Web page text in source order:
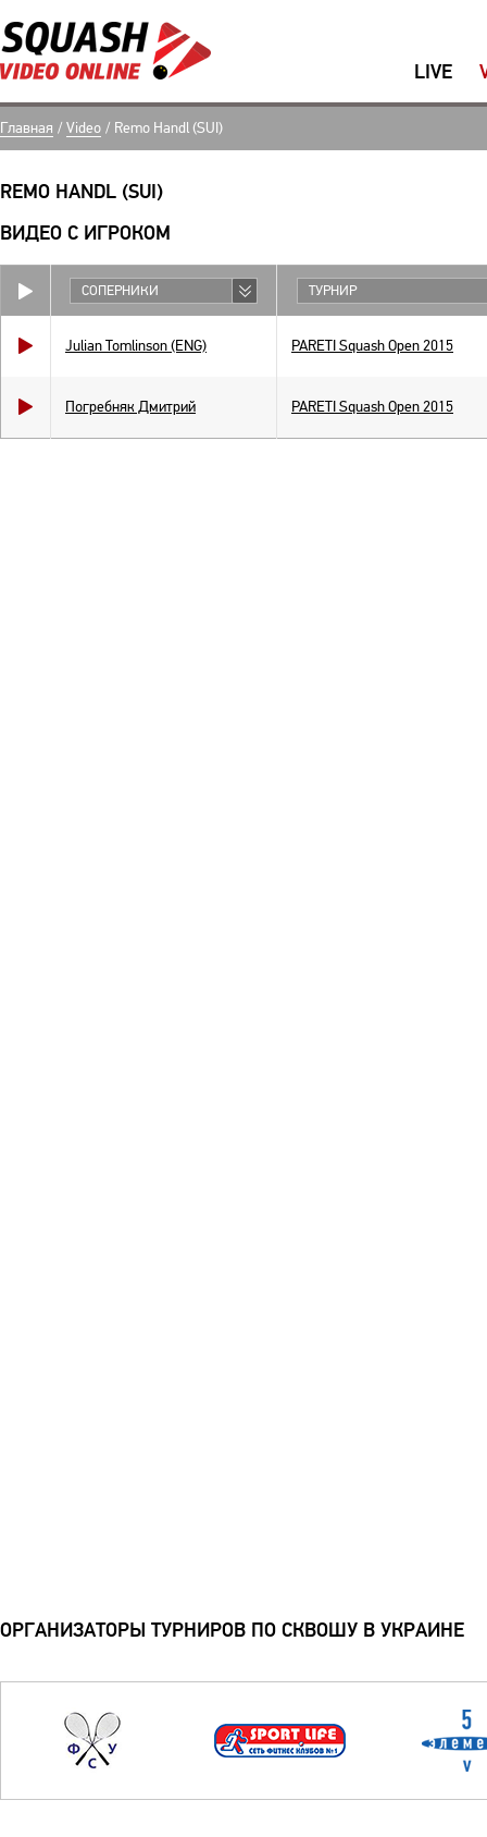
LIVE
Главная / Video / Remo Handl (SUI)
REMO HANDL (SUI)
ВИДЕО С ИГРОКОМ
СОПЕРНИКИ ТУРНИР
Julian Tomlinson (ENG) PARETI Squash Open 2015
Погребняк Дмитрий PARETI Squash Open 2015
ОРГАНИЗАТОРЫ ТУРНИРОВ ПО СКВОШУ В УКРАИНЕ